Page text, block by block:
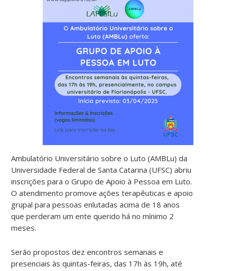
Ambulatório Universitário sobre o Luto (AMBLu) da
Universidade Federal de Santa Catarina (UFSC) abriu
inscrições para o Grupo de Apoio à Pessoa em Luto.
O atendimento promove ações terapêuticas e apoio
grupal para pessoas enlutadas acima de 18 anos
que perderam um ente querido há no mínimo 2
meses.
Serão propostos dez encontros semanais e
presenciais às quintas-feiras, das 17h às 19h, até